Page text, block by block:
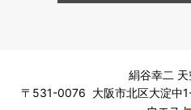
絹谷幸二
〒531-0076 大阪市北区大淀中